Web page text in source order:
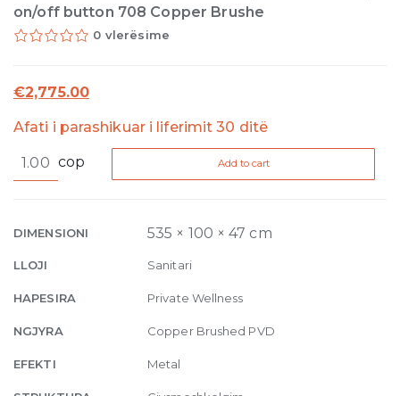
on/off button 708 Copper Brushe
0 vlerësime
€2,775.00
Afati i parashikuar i liferimit 30 ditë
Fi
mixer,
functions,
on/off
708
Copper
cop Add to cart
DIMENSIONI 535 × 100 × 47 cm
LLOJI Sanitari
HAPESIRA Private Wellness
NGJYRA Copper Brushed PVD
EFEKTI Metal